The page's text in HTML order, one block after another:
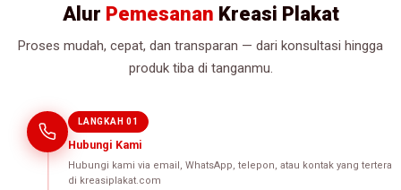
Alur Pemesanan Kreasi Plakat
Proses mudah, cepat, dan transparan — dari konsultasi hingga
produk tiba di tanganmu.
LANGKAH 01
Hubungi Kami
Hubungi kami via email, WhatsApp, telepon, atau kontak yang tertera
di kreasiplakat.com